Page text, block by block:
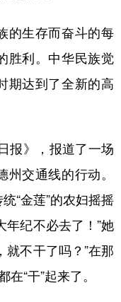
生存而奋斗的每
胜利。中华民族觉
期达到了全新的高
》，报道了一场
州交通线的行动。
“金莲”的农妇摇摇
年纪不必去了！”她
就不干了吗？”在那
在“干”起来了。